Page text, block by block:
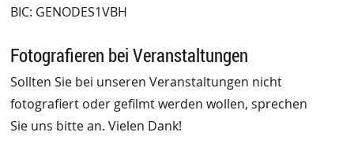
BIC: GENODES1VBH
Fotografieren bei Veranstaltungen
Sollten Sie bei unseren Veranstaltungen nicht
fotografiert oder gefilmt werden wollen, sprechen
Sie uns bitte an. Vielen Dank!